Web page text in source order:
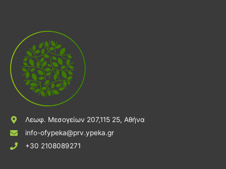
Λεωφ. Μεσογείων 207,115 25, Αθήνα
info-ofypeka@prv.ypeka.gr
+30 2108089271